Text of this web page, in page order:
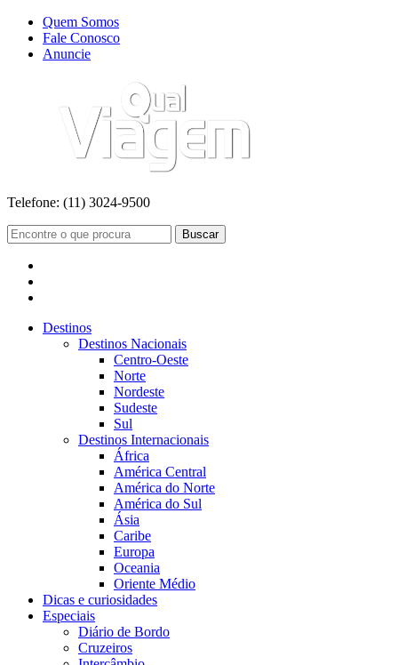
Quem Somos
Fale Conosco
Anuncie
Telefone: (11) 3024-9500
Buscar
Destinos
Destinos Nacionais
Centro-Oeste
Norte
Nordeste
Sudeste
Sul
Destinos Internacionais
África
América Central
América do Norte
América do Sul
Ásia
Caribe
Europa
Oceania
Oriente Médio
Dicas e curiosidades
Especiais
Diário de Bordo
Cruzeiros